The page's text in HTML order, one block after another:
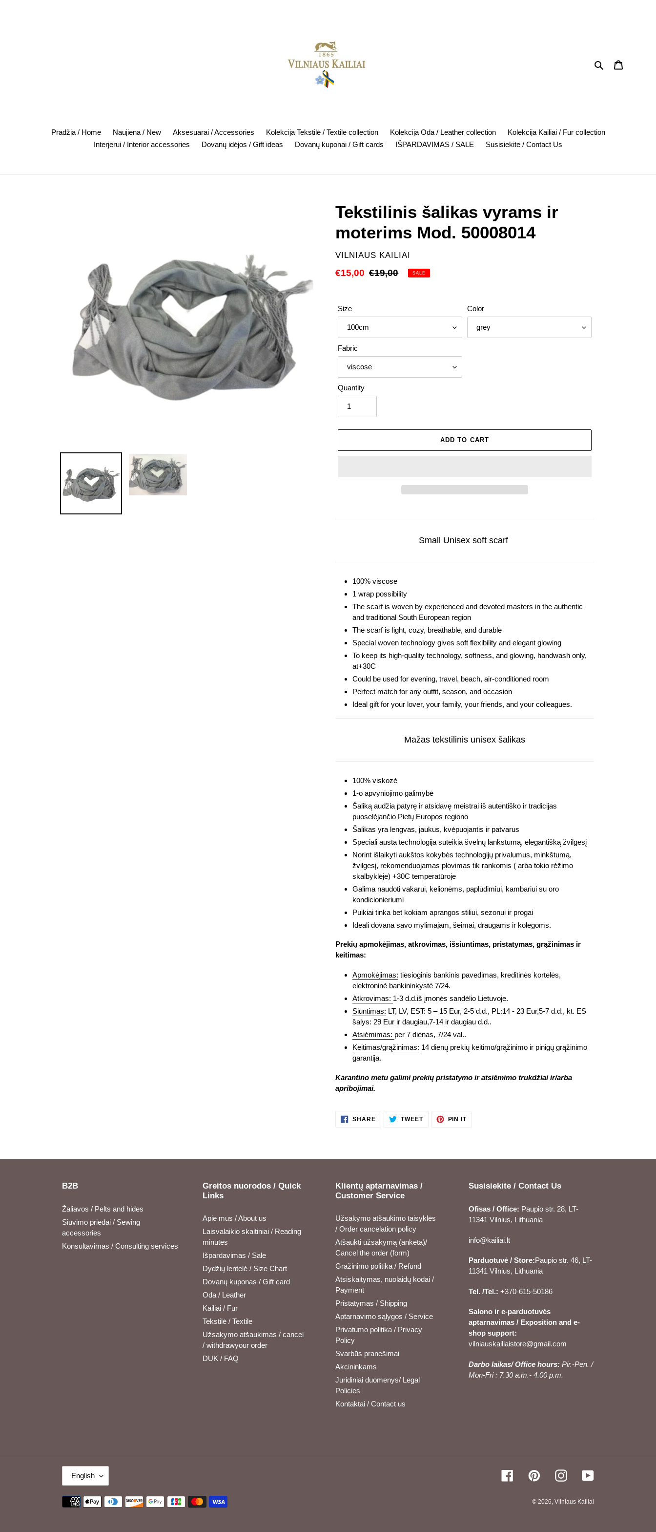
Search
Pradžia / Home Naujiena / New Aksesuarai / Accessories Kolekcija Tekstilė / Textile collection Kolekcija Oda / Leather collection
Kolekcija Kailiai / Fur collection
Interjerui / Interior accessories
Dovanų idėjos / Gift ideas Dovanų kuponai / Gift cards IŠPARDAVIMAS / SALE Susisiekite / Contact Us
Tekstilinis šalikas vyrams ir
moterims Mod. 50008014
VENDOR
VILNIAUS KAILIAI
Sale
€15,00 Regular
€19,00 SALE
Size Color
Fabric
Quantity
ADD TO CART
Small Unisex soft scarf
100% viscose
1 wrap possibility
The scarf is woven by experienced and devoted masters in the authentic
and traditional South European region
The scarf is light, cozy, breathable, and durable
Special woven technology gives soft flexibility and elegant glowing
To keep its high-quality technology, softness, and glowing, handwash only,
at+30C
Could be used for evening, travel, beach, air-conditioned room
Perfect match for any outfit, season, and occasion
Ideal gift for your lover, your family, your friends, and your colleagues.
Mažas tekstilinis unisex šalikas
100% viskozė
1-o apvyniojimo galimybė
Šaliką audžia patyrę ir atsidavę meistrai iš autentiško ir tradicijas
puoselėjančio Pietų Europos regiono
Šalikas yra lengvas, jaukus, kvėpuojantis ir patvarus
Speciali austa technologija suteikia švelnų lankstumą, elegantišką žvilgesį
Norint išlaikyti aukštos kokybės technologijų privalumus, minkštumą,
žvilgesį, rekomenduojamas plovimas tik rankomis ( arba tokio rėžimo
skalbyklėje) +30C temperatūroje
Galima naudoti vakarui, kelionėms, paplūdimiui, kambariui su oro
kondicionieriumi
Puikiai tinka bet kokiam aprangos stiliui, sezonui ir progai
Ideali dovana savo mylimajam, šeimai, draugams ir kolegoms.
Prekių apmokėjimas, atkrovimas, išsiuntimas, pristatymas, grąžinimas ir
keitimas:
Apmokėjimas: tiesioginis bankinis pavedimas, kreditinės kortelės,
elektroninė bankininkystė 7/24.
Atkrovimas: 1-3 d.d.iš įmonės sandėlio Lietuvoje.
Siuntimas: LT, LV, EST: 5 – 15 Eur, 2-5 d.d., PL:14 - 23 Eur,5-7 d.d., kt. ES
šalys: 29 Eur ir daugiau,7-14 ir daugiau d.d..
Atsiėmimas: per 7 dienas, 7/24 val..
Keitimas/grąžinimas: 14 dienų prekių keitimo/grąžinimo ir pinigų grąžinimo
garantija.
Karantino metu galimi prekių pristatymo ir atsiėmimo trukdžiai ir/arba
apribojimai.
SHARESHARE TWEETTWEET
PIN ITPIN
B2B
Žaliavos / Pelts and hides
Siuvimo priedai / Sewing
accessories
Konsultavimas / Consulting services
Greitos nuorodos / Quick
Links
Apie mus / About us
Laisvalaikio skaitiniai / Reading
minutes
Išpardavimas / Sale
Dydžių lentelė / Size Chart
Dovanų kuponas / Gift card
Oda / Leather
Kailiai / Fur
Tekstilė / Textile
Užsakymo atšaukimas / cancel
/ withdrawyour order
DUK / FAQ
Klientų aptarnavimas /
Customer Service
Užsakymo atšaukimo taisyklės
/ Order cancelation policy
Atšaukti užsakymą (anketa)/
Cancel the order (form)
Gražinimo politika / Refund
Atsiskaitymas, nuolaidų kodai /
Payment
Pristatymas / Shipping
Aptarnavimo sąlygos / Service
Privatumo politika / Privacy
Policy
Svarbūs pranešimai
Akcininkams
Juridiniai duomenys/ Legal
Policies
Kontaktai / Contact us
Susisiekite / Contact Us
Ofisas / Office: Paupio str. 28, LT-
11341 Vilnius, Lithuania
info@kailiai.lt
Parduotuvė / Store:Paupio str. 46, LT-
11341 Vilnius, Lithuania
Tel. /Tel.: +370-615-50186
Salono ir e-parduotuvės
aptarnavimas / Exposition and e-
shop support:
vilniauskailiaistore@gmail.com
Darbo laikas/ Office hours: Pir.-Pen. /
Mon-Fri : 7.30 a.m.- 4.00 p.m.
A
N
G
English Facebook PinterestInstagramYouTube
Payment
© 2026, Vilniaus Kailiai